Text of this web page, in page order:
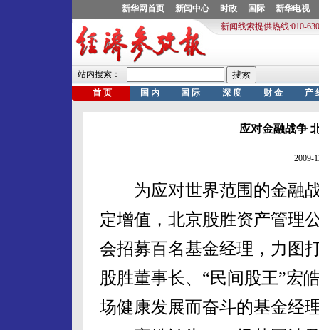
应对金融战争
2009-
为应对世界范围的金融战
定增值，北京股胜资产管理
会招募百名基金经理，力图
股胜董事长、“民间股王”宏
场健康发展而奋斗的基金经